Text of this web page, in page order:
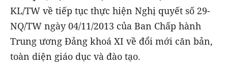
KL/TW về tiếp tục thực hiện Nghị quyết số 29-
NQ/TW ngày 04/11/2013 của Ban Chấp hành
Trung ương Đảng khoá XI về đổi mới căn bản,
toàn diện giáo dục và đào tạo.